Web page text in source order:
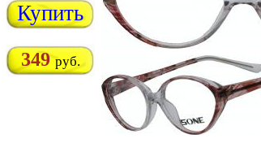
Купить
349 руб.